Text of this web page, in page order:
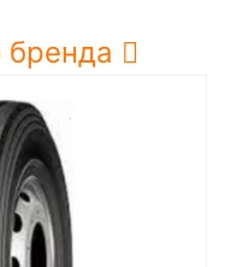
бренда